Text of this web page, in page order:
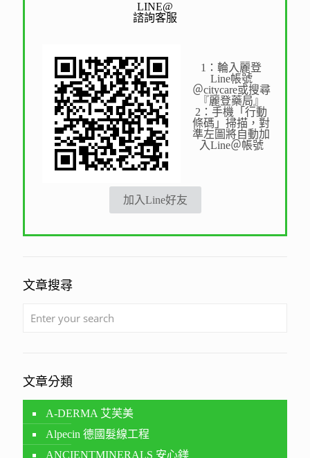
LINE@
諮詢客服
1：輪入麗登
Line帳號
＠citycare或搜尋
『麗登藥局』
2：手機「行動
條碼」掃描，對
準左圖將自動加
入Line＠帳號
加入Line好友
文章搜尋
文章分類
A-DERMA 艾芙美
Alpecin 德國髮線工程
ANCIENTMINERALS 安心鎂